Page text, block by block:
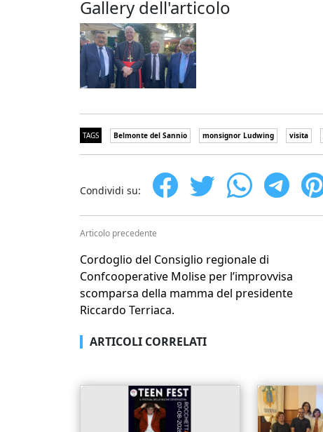
Gallery dell'articolo
TAGS Belmonte del Sannio monsignor Ludwing visita
Condividi su:
Articolo precedente
Cordoglio del Consiglio regionale di
Confcooperative Molise per l’improvvisa
scomparsa della mamma del presidente
Riccardo Terriaca.
ARTICOLI CORRELATI